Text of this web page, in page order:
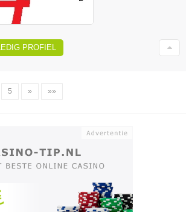
PROFIEL
5 » »»